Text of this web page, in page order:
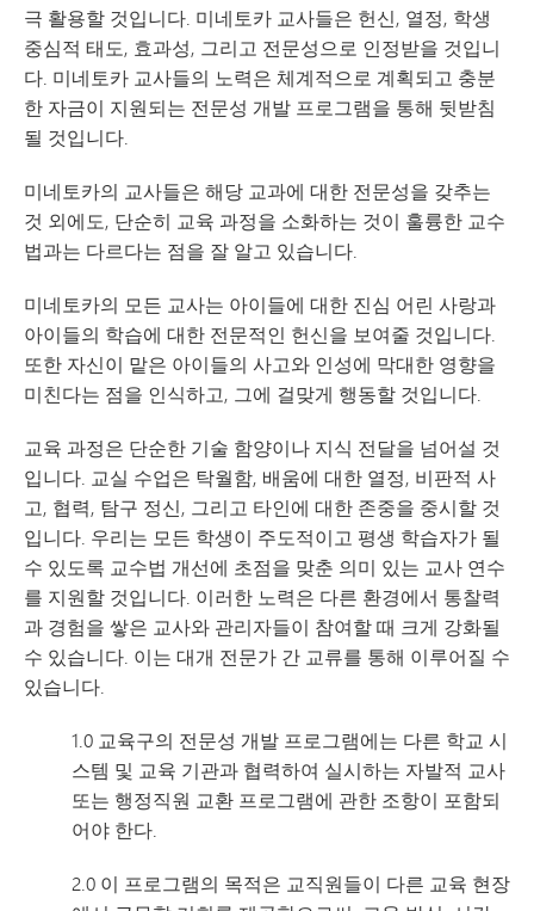
극 활용할 것입니다. 미네토카 교사들은 헌신, 열정, 학생
중심적 태도, 효과성, 그리고 전문성으로 인정받을 것입니
다. 미네토카 교사들의 노력은 체계적으로 계획되고 충분
한 자금이 지원되는 전문성 개발 프로그램을 통해 뒷받침
될 것입니다.
미네토카의 교사들은 해당 교과에 대한 전문성을 갖추는
것 외에도, 단순히 교육 과정을 소화하는 것이 훌륭한 교수
법과는 다르다는 점을 잘 알고 있습니다.
미네토카의 모든 교사는 아이들에 대한 진심 어린 사랑과
아이들의 학습에 대한 전문적인 헌신을 보여줄 것입니다.
또한 자신이 맡은 아이들의 사고와 인성에 막대한 영향을
미친다는 점을 인식하고, 그에 걸맞게 행동할 것입니다.
교육 과정은 단순한 기술 함양이나 지식 전달을 넘어설 것
입니다. 교실 수업은 탁월함, 배움에 대한 열정, 비판적 사
고, 협력, 탐구 정신, 그리고 타인에 대한 존중을 중시할 것
입니다. 우리는 모든 학생이 주도적이고 평생 학습자가 될
수 있도록 교수법 개선에 초점을 맞춘 의미 있는 교사 연수
를 지원할 것입니다. 이러한 노력은 다른 환경에서 통찰력
과 경험을 쌓은 교사와 관리자들이 참여할 때 크게 강화될
수 있습니다. 이는 대개 전문가 간 교류를 통해 이루어질 수
있습니다.
1.0 교육구의 전문성 개발 프로그램에는 다른 학교 시
스템 및 교육 기관과 협력하여 실시하는 자발적 교사
또는 행정직원 교환 프로그램에 관한 조항이 포함되
어야 한다.
2.0 이 프로그램의 목적은 교직원들이 다른 교육 현장